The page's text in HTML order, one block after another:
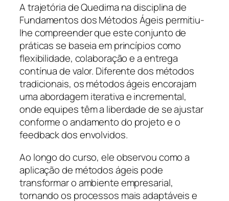
A trajetória de Quedima na disciplina de
Fundamentos dos Métodos Ágeis permitiu-
lhe compreender que este conjunto de
práticas se baseia em princípios como
flexibilidade, colaboração e a entrega
contínua de valor. Diferente dos métodos
tradicionais, os métodos ágeis encorajam
uma abordagem iterativa e incremental,
onde equipes têm a liberdade de se ajustar
conforme o andamento do projeto e o
feedback dos envolvidos.
Ao longo do curso, ele observou como a
aplicação de métodos ágeis pode
transformar o ambiente empresarial,
tornando os processos mais adaptáveis e